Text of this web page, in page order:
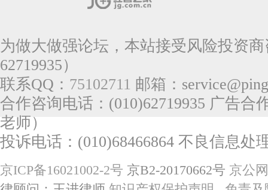
为做大做强论坛，本站接受风险投资
62719935）
联系QQ： 75102711 邮箱：
合作咨询电话：(010)62719935 广告合
老师）
投诉电话：(010)68466864 不良信息处
京ICP备16021002-2号 京B2-20170662号 京公